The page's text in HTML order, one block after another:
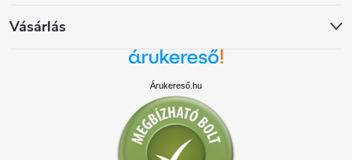
Vásárlás
Árukereső.hu